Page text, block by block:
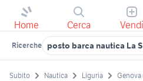
Home Cerca Vendi
Ricerche posto barca nautica La
Subito Nautica Liguria Genova